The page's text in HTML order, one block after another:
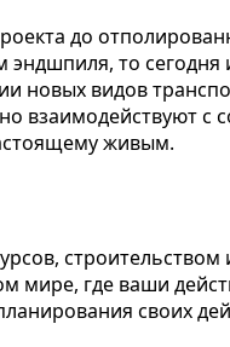
до
то сегодня
новых видов
взаимодействуют
живым.
мире, где ваши
своих